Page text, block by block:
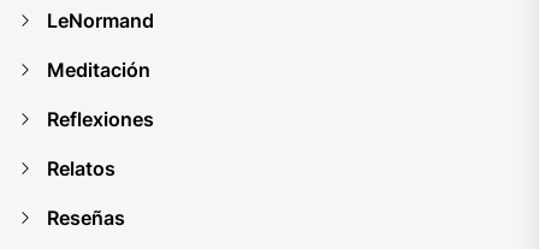
LeNormand
Meditación
Reflexiones
Relatos
Reseñas